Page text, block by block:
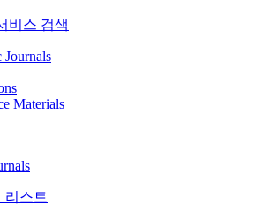
비스 검색
Journals
Materials
리스트